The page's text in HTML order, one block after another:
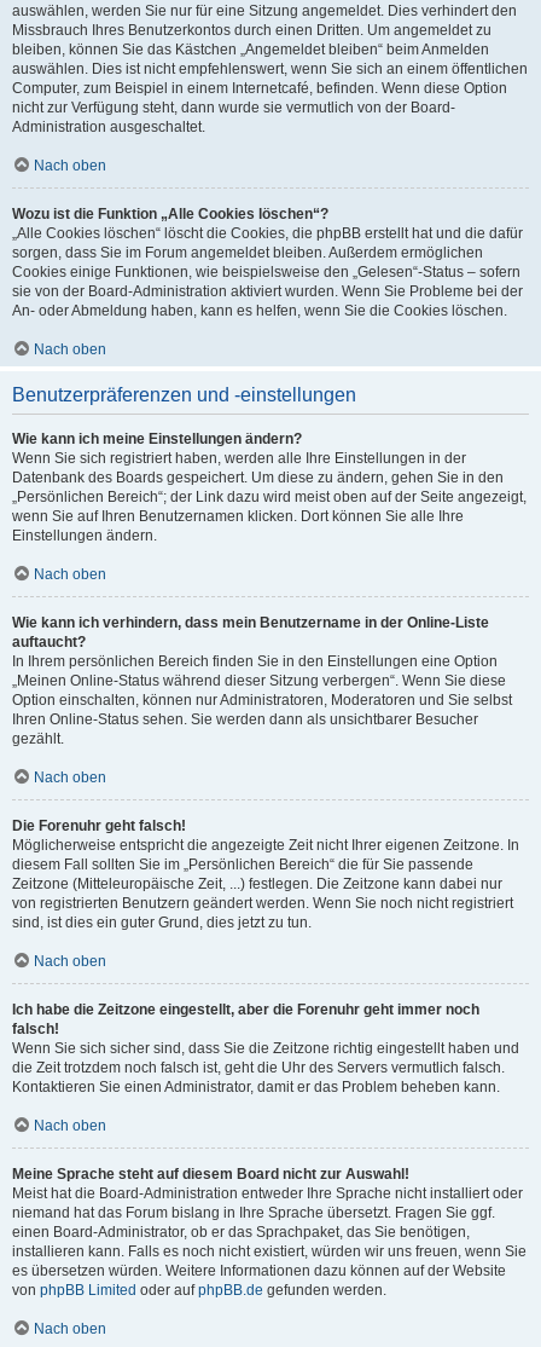
auswählen, werden Sie nur für eine Sitzung angemeldet. Dies verhindert den
Missbrauch Ihres Benutzerkontos durch einen Dritten. Um angemeldet zu
bleiben, können Sie das Kästchen „Angemeldet bleiben“ beim Anmelden
auswählen. Dies ist nicht empfehlenswert, wenn Sie sich an einem öffentlichen
Computer, zum Beispiel in einem Internetcafé, befinden. Wenn diese Option
nicht zur Verfügung steht, dann wurde sie vermutlich von der Board-
Administration ausgeschaltet.
Nach oben
Wozu ist die Funktion „Alle Cookies löschen“?
„Alle Cookies löschen“ löscht die Cookies, die phpBB erstellt hat und die dafür
sorgen, dass Sie im Forum angemeldet bleiben. Außerdem ermöglichen
Cookies einige Funktionen, wie beispielsweise den „Gelesen“-Status – sofern
sie von der Board-Administration aktiviert wurden. Wenn Sie Probleme bei der
An- oder Abmeldung haben, kann es helfen, wenn Sie die Cookies löschen.
Nach oben
Benutzerpräferenzen und -einstellungen
Wie kann ich meine Einstellungen ändern?
Wenn Sie sich registriert haben, werden alle Ihre Einstellungen in der
Datenbank des Boards gespeichert. Um diese zu ändern, gehen Sie in den
„Persönlichen Bereich“; der Link dazu wird meist oben auf der Seite angezeigt,
wenn Sie auf Ihren Benutzernamen klicken. Dort können Sie alle Ihre
Einstellungen ändern.
Nach oben
Wie kann ich verhindern, dass mein Benutzername in der Online-Liste
auftaucht?
In Ihrem persönlichen Bereich finden Sie in den Einstellungen eine Option
„Meinen Online-Status während dieser Sitzung verbergen“. Wenn Sie diese
Option einschalten, können nur Administratoren, Moderatoren und Sie selbst
Ihren Online-Status sehen. Sie werden dann als unsichtbarer Besucher
gezählt.
Nach oben
Die Forenuhr geht falsch!
Möglicherweise entspricht die angezeigte Zeit nicht Ihrer eigenen Zeitzone. In
diesem Fall sollten Sie im „Persönlichen Bereich“ die für Sie passende
Zeitzone (Mitteleuropäische Zeit, ...) festlegen. Die Zeitzone kann dabei nur
von registrierten Benutzern geändert werden. Wenn Sie noch nicht registriert
sind, ist dies ein guter Grund, dies jetzt zu tun.
Nach oben
Ich habe die Zeitzone eingestellt, aber die Forenuhr geht immer noch
falsch!
Wenn Sie sich sicher sind, dass Sie die Zeitzone richtig eingestellt haben und
die Zeit trotzdem noch falsch ist, geht die Uhr des Servers vermutlich falsch.
Kontaktieren Sie einen Administrator, damit er das Problem beheben kann.
Nach oben
Meine Sprache steht auf diesem Board nicht zur Auswahl!
Meist hat die Board-Administration entweder Ihre Sprache nicht installiert oder
niemand hat das Forum bislang in Ihre Sprache übersetzt. Fragen Sie ggf.
einen Board-Administrator, ob er das Sprachpaket, das Sie benötigen,
installieren kann. Falls es noch nicht existiert, würden wir uns freuen, wenn Sie
es übersetzen würden. Weitere Informationen dazu können auf der Website
von phpBB Limited oder aufphpBB.de gefunden werden.
Nach oben